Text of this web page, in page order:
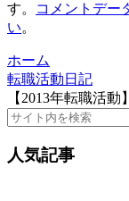
す。
コメントデー
い。
ホーム
転職活動日記
【2013年転職活
人気記事